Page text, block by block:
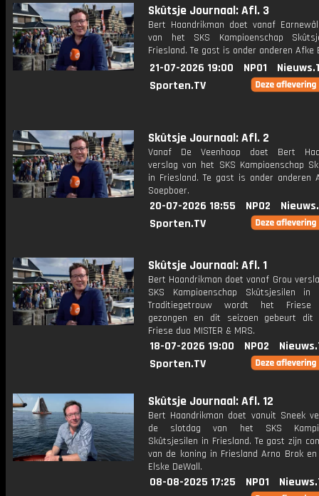
Skûtsje Journaal: Afl. 3
Bert Haandrikman doet vanaf
van het SKS Kampioenschap
Friesland. Te gast is onder anderen Afke
21-07-2026 19:00 NPO1
Sporten.TV
Skûtsje Journaal: Afl. 2
Vanaf De Veenhoop doet Bert
verslag van het SKS Kampioenschap
in Friesland. Te gast is onder anderen
Soepboer.
20-07-2026 18:55 NPO2
Sporten.TV
Skûtsje Journaal: Afl. 1
Bert Haandrikman doet vanaf Grou
SKS Kampioenschap Skûtsjesilen in
Traditiegetrouw wordt het Friese
gezongen en dit seizoen gebeurt
Friese duo MISTER & MRS.
18-07-2026 19:00 NPO2
Sporten.TV
Skûtsje Journaal: Afl. 12
Bert Haandrikman doet vanuit Sneek
de slotdag van het SKS
Skûtsjesilen in Friesland. Te gast zijn
van de koning in Friesland Arno Brok
Elske DeWall.
08-08-2025 17:25 NPO1